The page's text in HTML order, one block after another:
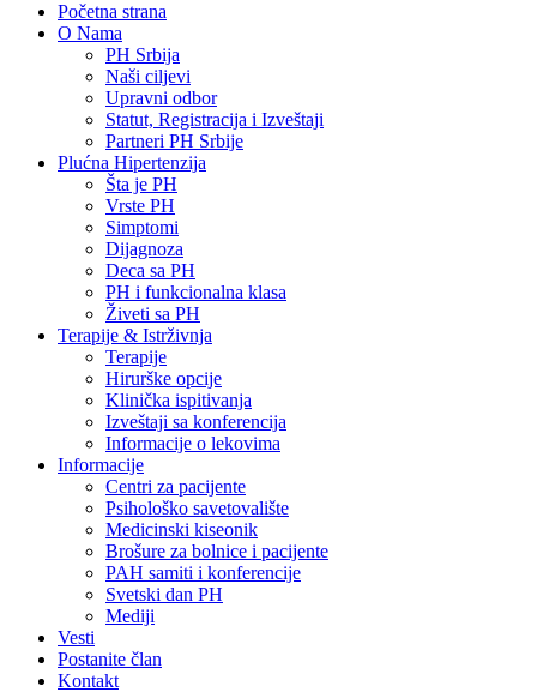
Početna strana
O Nama
PH Srbija
Naši ciljevi
Upravni odbor
Statut, Registracija i Izveštaji
Partneri PH Srbije
Plućna Hipertenzija
Šta je PH
Vrste PH
Simptomi
Dijagnoza
Deca sa PH
PH i funkcionalna klasa
Živeti sa PH
Terapije & Istrživnja
Terapije
Hirurške opcije
Klinička ispitivanja
Izveštaji sa konferencija
Informacije o lekovima
Informacije
Centri za pacijente
Psihološko savetovalište
Medicinski kiseonik
Brošure za bolnice i pacijente
PAH samiti i konferencije
Svetski dan PH
Mediji
Vesti
Postanite član
Kontakt